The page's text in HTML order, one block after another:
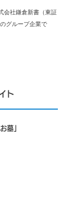
会社鎌倉新書（東証
グループ企業で
ト
墓」